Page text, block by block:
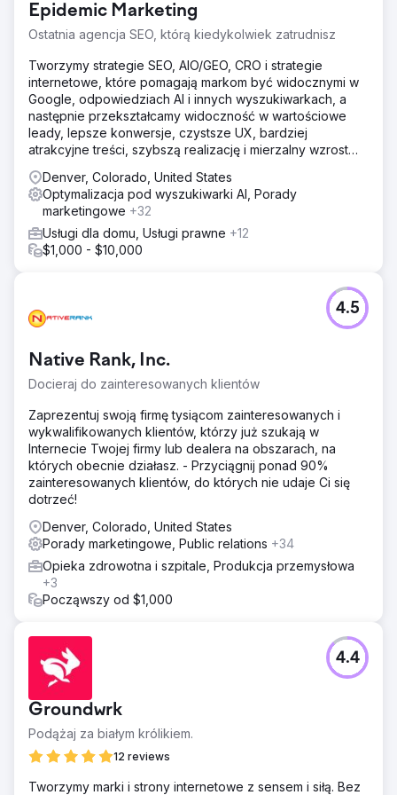
Epidemic Marketing
Ostatnia agencja SEO, którą kiedykolwiek zatrudnisz
Tworzymy strategie SEO, AIO/GEO, CRO i strategie
internetowe, które pomagają markom być widocznymi w
Google, odpowiedziach AI i innych wyszukiwarkach, a
następnie przekształcamy widoczność w wartościowe
leady, lepsze konwersje, czystsze UX, bardziej
atrakcyjne treści, szybszą realizację i mierzalny wzrost
Denver, Colorado, United States
Optymalizacja pod wyszukiwarki AI, Porady
marketingowe +32
Usługi dla domu, Usługi prawne +12
$1,000 - $10,000
Native Rank, Inc.
Docieraj do zainteresowanych klientów
4.5
Zaprezentuj swoją firmę tysiącom zainteresowanych i
wykwalifikowanych klientów, którzy już szukają w
Internecie Twojej firmy lub dealera na obszarach, na
których obecnie działasz. - Przyciągnij ponad 90%
zainteresowanych klientów, do których nie udaje Ci się
dotrzeć!
Denver, Colorado, United States
Porady marketingowe, Public relations +34
Opieka zdrowotna i szpitale, Produkcja przemysłowa
+3
Począwszy od $1,000
Groundwrk
Podążaj za białym królikiem.
12 reviews
4.4
Tworzymy marki i strony internetowe z sensem i siłą. Bez